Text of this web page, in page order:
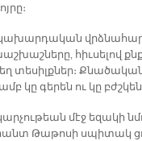
հիւսելով
տեսիլքներ։
կը գերեն ու կը բժշկեն
մէջ եզակի
Թաթոսի սպիտակ